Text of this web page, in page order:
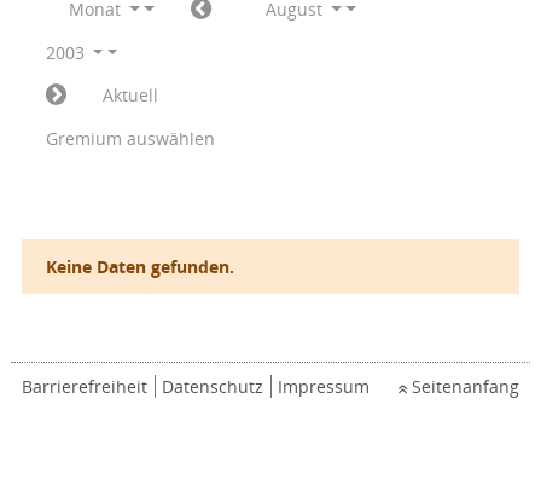
Monat
August
2003
Aktuell
Gremium auswählen
Keine Daten gefunden.
Barrierefreiheit Datenschutz Impressum Seitenanfang